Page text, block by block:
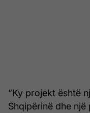
“Ky projekt është
Shqipërinë dhe